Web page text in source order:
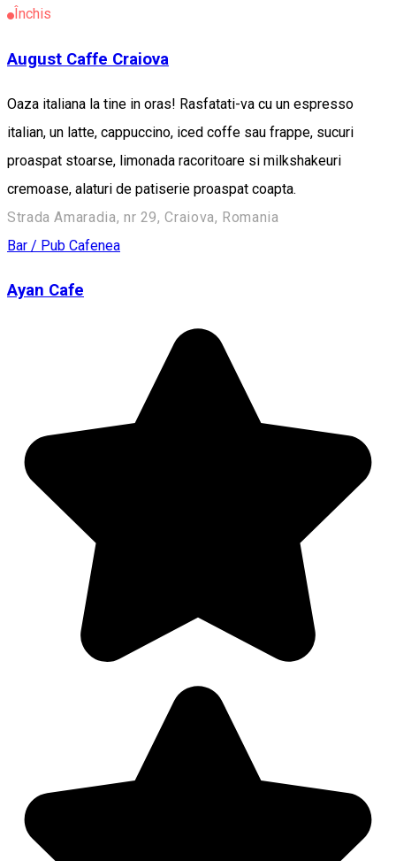
Închis
August Caffe Craiova
Oaza italiana la tine in oras! Rasfatati-va cu un espresso
italian, un latte, cappuccino, iced coffe sau frappe, sucuri
proaspat stoarse, limonada racoritoare si milkshakeuri
cremoase, alaturi de patiserie proaspat coapta.
Strada Amaradia, nr 29, Craiova, Romania
Bar / Pub Cafenea
Ayan Cafe